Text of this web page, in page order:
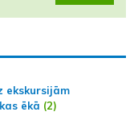
ekskursijām
ēkā (2)